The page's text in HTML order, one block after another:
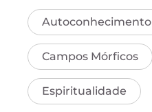
Autoconhecimento
Campos Mórficos
Espiritualidade